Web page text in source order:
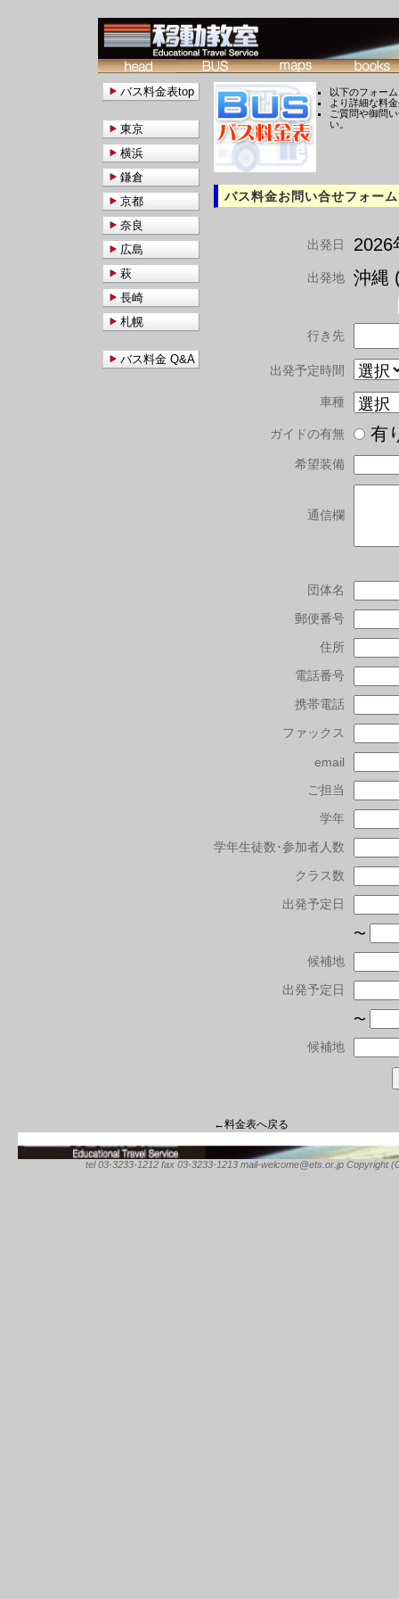
以下のフォー
より詳細な料
ご質問や御問
い。
バス料金お問い合せフォーム
出発日 2026
出発地 沖縄
行き先
出発予定時間
車種
ガイドの有無
希望装備
通信欄
団体名
郵便番号
住所
電話番号
携帯電話
ファックス
email
ご担当
学年
学年生徒数･参加者人数
クラス数
出発予定日
〜
候補地
出発予定日
〜
候補地
←料金表へ戻る
バス料金表top
東京
横浜
鎌倉
京都
奈良
広島
萩
長崎
札幌
バス料金 Q&A
tel 03-3233-1212 fax 03-3233-1213 mail-welcome@ets.or.jp Copyright